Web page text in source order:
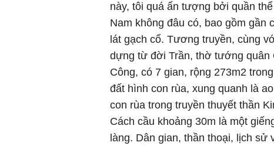
này, tôi quá ấn tượng bởi quần
Nam không đâu có, bao gồm
lát gạch cổ. Tương truyền, cùng
dựng từ đời Trần, thờ tướng quân
Công, có 7 gian, rộng 273m2
đất hình con rùa, xung quanh là
con rùa trong truyền thuyết thần
Cách cầu khoảng 30m là một
làng. Dân gian, thần thoại, lịch